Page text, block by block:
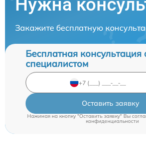
Нужна
Закажите бесплатную
Бесплатная консультация
специалистом
Оставить заявку
Нажимая на кнопку "Оставить заявку" Вы
конфиденциальности